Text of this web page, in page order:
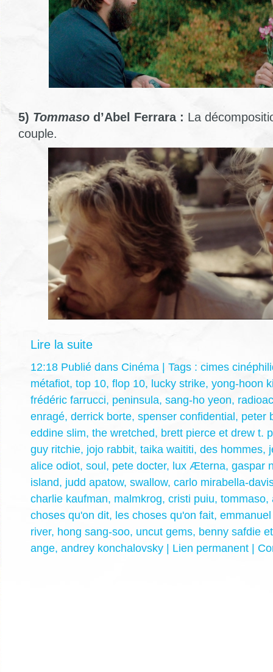
5) Tommaso d’Abel Ferrara : La
couple.
Lire la suite
12:18 Publié dans Cinéma | Tags : cimes
métafiot, top 10, flop 10, lucky strike, yong-hoon
frédéric farrucci, peninsula, sang-ho yeon,
enragé, derrick borte, spenser confidential, peter
eddine slim, the wretched, brett pierce et drew t.
guy ritchie, jojo rabbit, taika waititi, des hommes,
alice odiot, soul, pete docter, lux Æterna, gaspar
island, judd apatow, swallow, carlo mirabella-
charlie kaufman, malmkrog, cristi puiu, tommaso,
choses qu'on dit, les choses qu'on fait,
river, hong sang-soo, uncut gems, benny safdie
ange, andrey konchalovsky | Lien permanent |